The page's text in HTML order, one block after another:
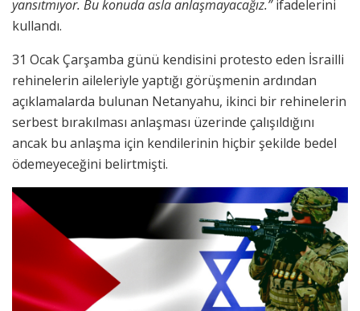
yansıtmıyor. Bu konuda asla anlaşmayacağız.”ifadelerini
kullandı.
31 Ocak Çarşamba günü kendisini protesto eden İsrailli
rehinelerin aileleriyle yaptığı görüşmenin ardından
açıklamalarda bulunan Netanyahu, ikinci bir rehinelerin
serbest bırakılması anlaşması üzerinde çalışıldığını
ancak bu anlaşma için kendilerinin hiçbir şekilde bedel
ödemeyeceğini belirtmişti.